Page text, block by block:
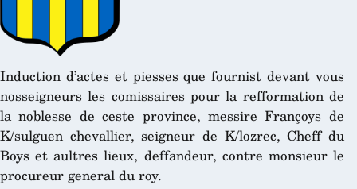
Induction d’actes et piesses que fournist devant vous
nosseigneurs les comissaires pour la refformation de
la noblesse de ceste province, messire Françoys de
K/sulguen chevallier, seigneur de K/lozrec, Cheff du
Boys et aultres lieux, deffandeur, contre monsieur le
procureur general du roy.